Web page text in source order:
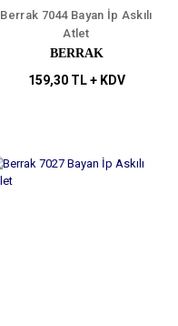
Berrak 7044 Bayan İp Askılı
Atlet
BERRAK
159,30 TL + KDV